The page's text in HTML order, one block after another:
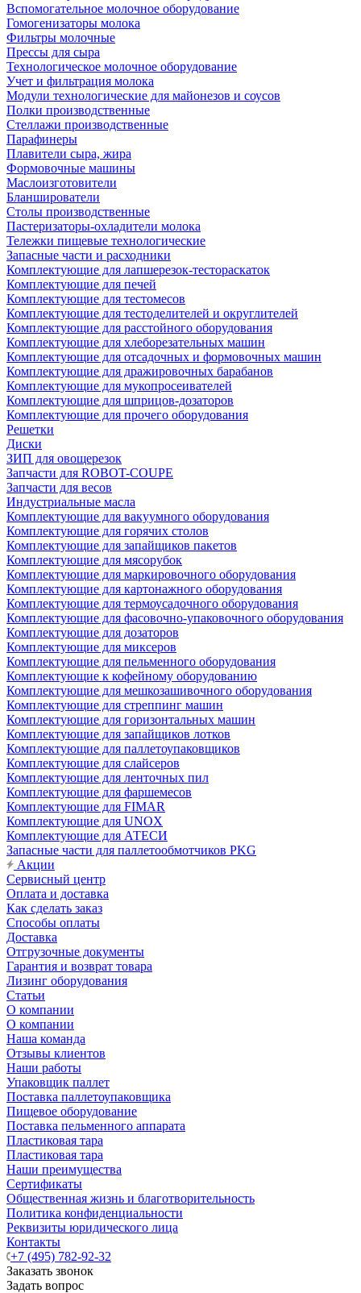
Вспомогательное молочное оборудование
Гомогенизаторы молока
Фильтры молочные
Прессы для сыра
Технологическое молочное оборудование
Учет и фильтрация молока
Модули технологические для майонезов и соусов
Полки производственные
Стеллажи производственные
Парафинеры
Плавители сыра, жира
Формовочные машины
Маслоизготовители
Бланширователи
Столы производственные
Пастеризаторы-охладители молока
Тележки пищевые технологические
Запасные части и расходники
Комплектующие для лапшерезок-тестораскаток
Комплектующие для печей
Комплектующие для тестомесов
Комплектующие для тестоделителей и округлителей
Комплектующие для расстойного оборудования
Комплектующие для хлеборезательных машин
Комплектующие для отсадочных и формовочных машин
Комплектующие для дражировочных барабанов
Комплектующие для мукопросеивателей
Комплектующие для шприцов-дозаторов
Комплектующие для прочего оборудования
Решетки
Диски
ЗИП для овощерезок
Запчасти для ROBOT-COUPE
Запчасти для весов
Индустриальные масла
Комплектующие для вакуумного оборудования
Комплектующие для горячих столов
Комплектующие для запайщиков пакетов
Комплектующие для мясорубок
Комплектующие для маркировочного оборудования
Комплектующие для картонажного оборудования
Комплектующие для термоусадочного оборудования
Комплектующие для фасовочно-упаковочного оборудования
Комплектующие для дозаторов
Комплектующие для миксеров
Комплектующие для пельменного оборудования
Комплектующие к кофейному оборудованию
Комплектующие для мешкозашивочного оборудования
Комплектующие для стреппинг машин
Комплектующие для горизонтальных машин
Комплектующие для запайщиков лотков
Комплектующие для паллетоупаковщиков
Комплектующие для слайсеров
Комплектующие для ленточных пил
Комплектующие для фаршемесов
Комплектующие для FIMAR
Комплектующие для UNOX
Комплектующие для АТЕСИ
Запасные части для паллетообмотчиков PKG
Акции
Сервисный центр
Оплата и доставка
Как сделать заказ
Способы оплаты
Доставка
Отгрузочные документы
Гарантия и возврат товара
Лизинг оборудования
Статьи
О компании
О компании
Наша команда
Отзывы клиентов
Наши работы
Упаковщик паллет
Поставка паллетоупаковщика
Пищевое оборудование
Поставка пельменного аппарата
Пластиковая тара
Пластиковая тара
Наши преимущества
Сертификаты
Общественная жизнь и благотворительность
Политика конфиденциальности
Реквизиты юридического лица
Контакты
+7 (495) 782-92-32
Заказать звонок
Задать вопрос